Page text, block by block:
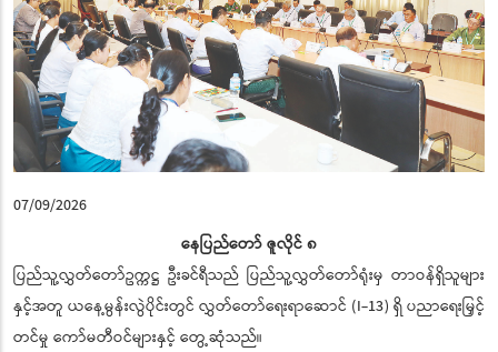
07/09/2026
နေပြည်တော် ဇူလိုင် ၈
ပြည်သူ့လွှတ်တော်ဥက္ကဋ္ဌ ဦးခင်ရီသည် ပြည်သူ့လွှတ်တော်ရုံးမှ တာဝန်ရှိသူများ
နှင့်အတူ ယနေ့မွန်းလွဲပိုင်းတွင် လွှတ်တော်ရေးရာဆောင် (I-13) ရှိ ပညာရေးမြှင့်
တင်မှု ကော်မတီဝင်များနှင့် တွေ့ဆုံသည်။